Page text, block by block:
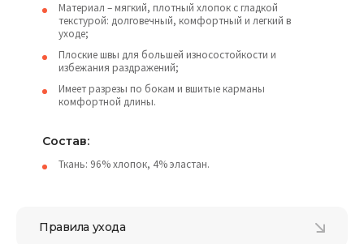
Материал – мягкий, плотный хлопок с гладкой
текстурой: долговечный, комфортный и легкий в
уходе;
Плоские швы для большей износостойкости и
избежания раздражений;
Имеет разрезы по бокам и вшитые карманы
комфортной длины.
Состав:
Ткань: 96% хлопок, 4% эластан.
Правила ухода